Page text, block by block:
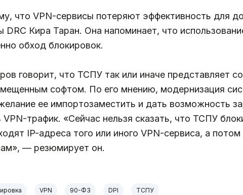
что VPN-сервисы потеряют эффективность для
Кира Таран. Она напоминает, что
обход блокировок.
говорит, что ТСПУ так или иначе представляет
софтом. По его мнению, модернизация
ее импортозаместить и дать возможность
трафик. «Сейчас нельзя сказать, что ТСПУ
IP-адреса того или иного VPN-сервиса, а
— резюмирует он.
VPN 90-ФЗ DPI ТСПУ